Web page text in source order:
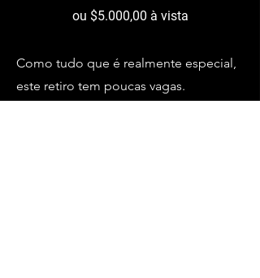
ou $5.000,00 à vista
Como tudo que é realmente especial,
este retiro tem poucas vagas.